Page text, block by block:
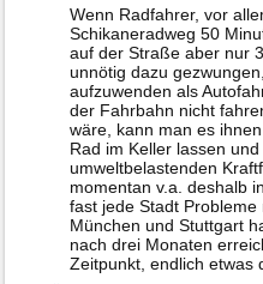
Wenn Radfahrer, vor
Schikaneradweg 50
auf der Straße aber nur
unnötig dazu
aufzuwenden als
der Fahrbahn nicht
wäre, kann man es
Rad im Keller lassen
umweltbelastenden
momentan v.a. deshalb
fast jede Stadt
München und Stuttgart
nach drei Monaten
Zeitpunkt, endlich etwas